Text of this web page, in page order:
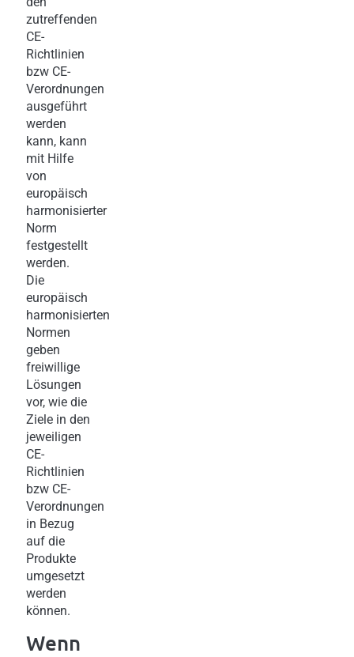
zutreffenden
CE-
Richtlinien
bzw CE-
Verordnungen
ausgeführt
werden
kann, kann
mit Hilfe
von
europäisch
harmonisierter
Norm
festgestellt
werden.
Die
europäisch
harmonisierten
Normen
geben
freiwillige
Lösungen
vor, wie die
Ziele in den
jeweiligen
CE-
Richtlinien
bzw CE-
Verordnungen
in Bezug
auf die
Produkte
umgesetzt
werden
können.
Wenn